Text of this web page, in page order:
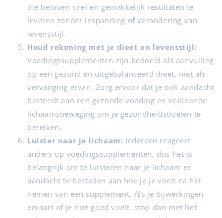
die beloven snel en gemakkelijk resultaten te
leveren zonder inspanning of verandering van
levensstijl.
Houd rekening met je dieet en levensstijl:
Voedingssupplementen zijn bedoeld als aanvulling
op een gezond en uitgebalanceerd dieet, niet als
vervanging ervan. Zorg ervoor dat je ook aandacht
besteedt aan een gezonde voeding en voldoende
lichaamsbeweging om je gezondheidsdoelen te
bereiken.
Luister naar je lichaam: Iedereen reageert
anders op voedingssupplementen, dus het is
belangrijk om te luisteren naar je lichaam en
aandacht te besteden aan hoe je je voelt na het
nemen van een supplement. Als je bijwerkingen
ervaart of je niet goed voelt, stop dan met het